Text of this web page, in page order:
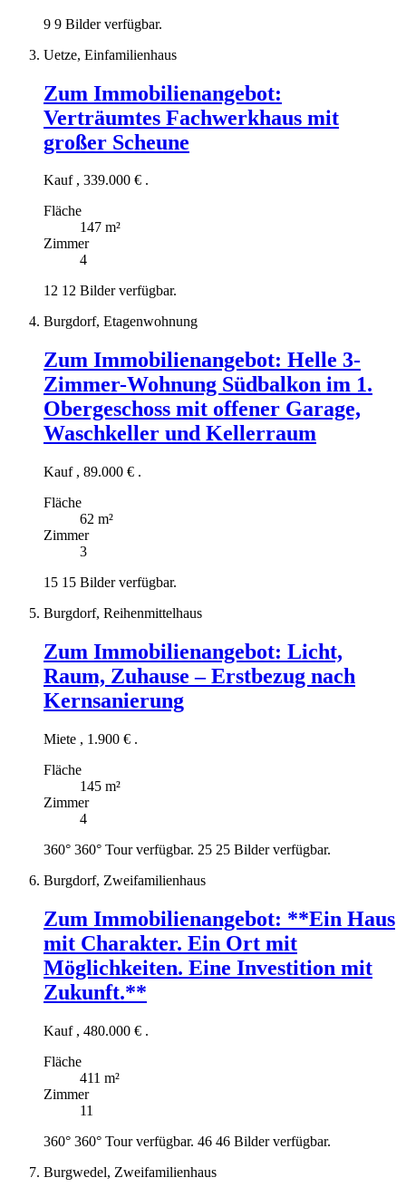
9 9 Bilder verfügbar.
Uetze, Einfamilienhaus
Zum Immobilienangebot:
Verträumtes Fachwerkhaus mit
großer Scheune
Kauf , 339.000 € .
Fläche
147 m²
Zimmer
4
12 12 Bilder verfügbar.
Burgdorf, Etagenwohnung
Zum Immobilienangebot: Helle 3-
Zimmer-Wohnung Südbalkon im 1.
Obergeschoss mit offener Garage,
Waschkeller und Kellerraum
Kauf , 89.000 € .
Fläche
62 m²
Zimmer
3
15 15 Bilder verfügbar.
Burgdorf, Reihenmittelhaus
Zum Immobilienangebot: Licht,
Raum, Zuhause – Erstbezug nach
Kernsanierung
Miete , 1.900 € .
Fläche
145 m²
Zimmer
4
360° 360° Tour verfügbar. 25 25 Bilder verfügbar.
Burgdorf, Zweifamilienhaus
Zum Immobilienangebot: **Ein Haus
mit Charakter. Ein Ort mit
Möglichkeiten. Eine Investition mit
Zukunft.**
Kauf , 480.000 € .
Fläche
411 m²
Zimmer
11
360° 360° Tour verfügbar. 46 46 Bilder verfügbar.
Burgwedel, Zweifamilienhaus